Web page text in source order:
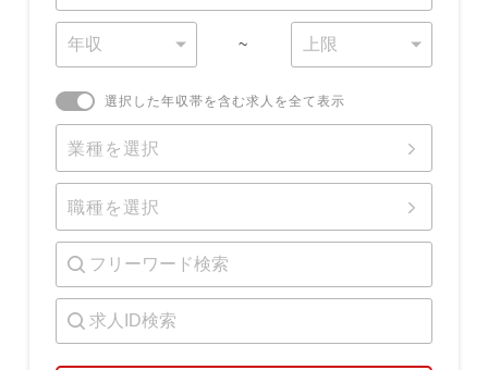
~
選択した年収帯を含む求人を全て表示
業種を選択
職種を選択